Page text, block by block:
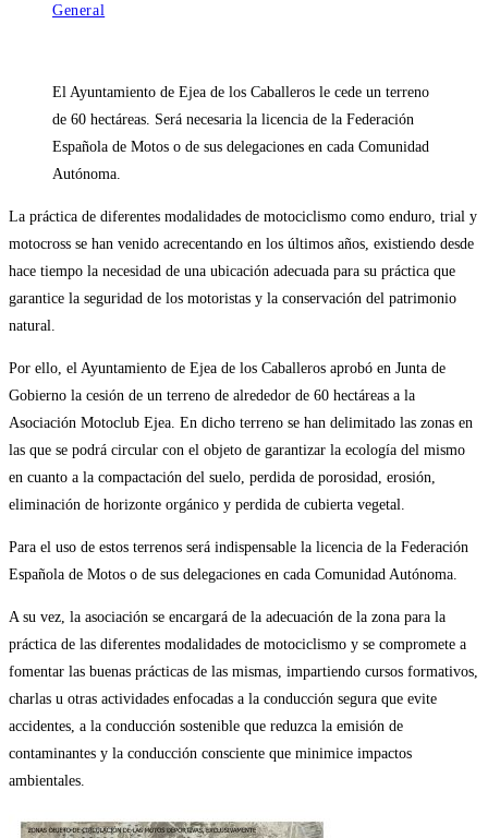
la
de
General
El Ayuntamiento de Ejea de los Caballeros le cede un terreno
de 60 hectáreas. Será necesaria la licencia de la Federación
Española de Motos o de sus delegaciones en cada Comunidad
Autónoma.
La práctica de diferentes modalidades de motociclismo como enduro, trial y
motocross se han venido acrecentando en los últimos años, existiendo desde
hace tiempo la necesidad de una ubicación adecuada para su práctica que
garantice la seguridad de los motoristas y la conservación del patrimonio
natural.
Por ello, el Ayuntamiento de Ejea de los Caballeros aprobó en Junta de
Gobierno la cesión de un terreno de alrededor de 60 hectáreas a la
Asociación Motoclub Ejea. En dicho terreno se han delimitado las zonas en
las que se podrá circular con el objeto de garantizar la ecología del mismo
en cuanto a la compactación del suelo, perdida de porosidad, erosión,
eliminación de horizonte orgánico y perdida de cubierta vegetal.
Para el uso de estos terrenos será indispensable la licencia de la Federación
Española de Motos o de sus delegaciones en cada Comunidad Autónoma.
A su vez, la asociación se encargará de la adecuación de la zona para la
práctica de las diferentes modalidades de motociclismo y se compromete a
fomentar las buenas prácticas de las mismas, impartiendo cursos formativos,
charlas u otras actividades enfocadas a la conducción segura que evite
accidentes, a la conducción sostenible que reduzca la emisión de
contaminantes y la conducción consciente que minimice impactos
ambientales.